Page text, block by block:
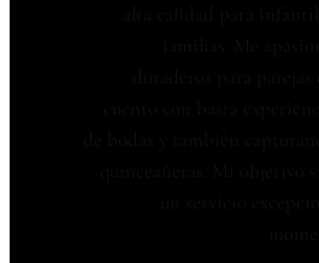
alta calidad para
familias. Me
duraderos para
cuento con basta
de bodas y también
quinceañeras. Mi objetivo
un servicio